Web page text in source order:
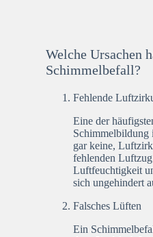
Welche Ursachen
Schimmelbefall?
Fehlende
Eine der
Schimmelbildung
gar keine,
fehlenden
Luftfeuchtigkeit
sich ungehindert
Falsches Lüften
Ein